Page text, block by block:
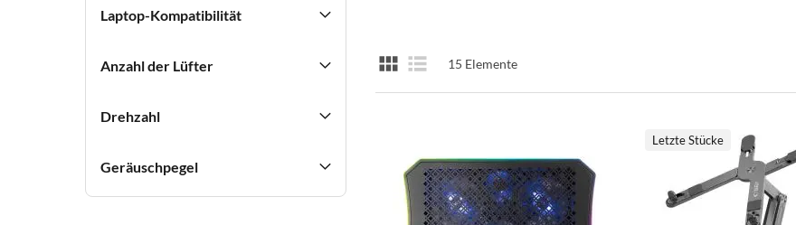
Anzeigen
ListeListe 15 Elemente
Letzte Stücke
Laptop-Kompatibilität
Anzahl der Lüfter
Drehzahl
Geräuschpegel